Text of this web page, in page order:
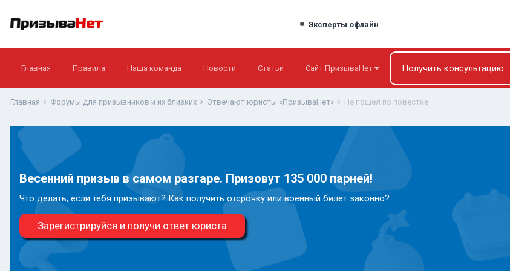
Эксперты офлайн
Главная Правила Наша команда Новости Статьи Сайт ПризываНет Получить консультацию
Главная Форумы для призывников и их близких Отвечают юристы «ПризываНет» Не пошел по повестке
Весенний призыв в самом разгаре. Призовут 135 000 парней!
Что делать, если тебя призывают? Как получить отсрочку или военный билет законно?
Зарегистрируйся и получи ответ юриста